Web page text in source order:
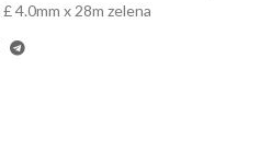
4.0mm x 28m zelena